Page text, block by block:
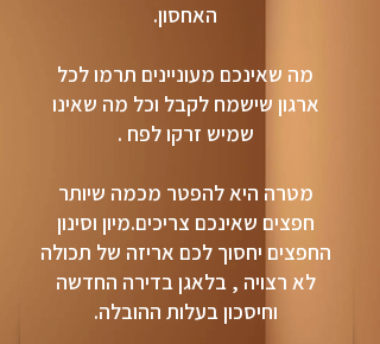
האחסון.
מה שאינכם מעוניינים תרמו לכל
ארגון שישמח לקבל וכל מה שאינו
שמיש זרקו לפח .
מטרה היא להפטר מכמה שיותר
חפצים שאינכם צריכים.מיון וסינון
החפצים יחסוך לכם אריזה של תכולה
לא רצויה , בלאגן בדירה החדשה
וחיסכון בעלות ההובלה.